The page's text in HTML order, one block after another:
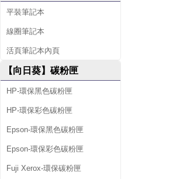
平裝筆記本
線圈筆記本
活頁筆記本內頁
【向日葵】碳粉匣
HP-環保黑色碳粉匣
HP-環保彩色碳粉匣
Epson-環保黑色碳粉匣
Epson-環保彩色碳粉匣
Fuji Xerox-環保碳粉匣